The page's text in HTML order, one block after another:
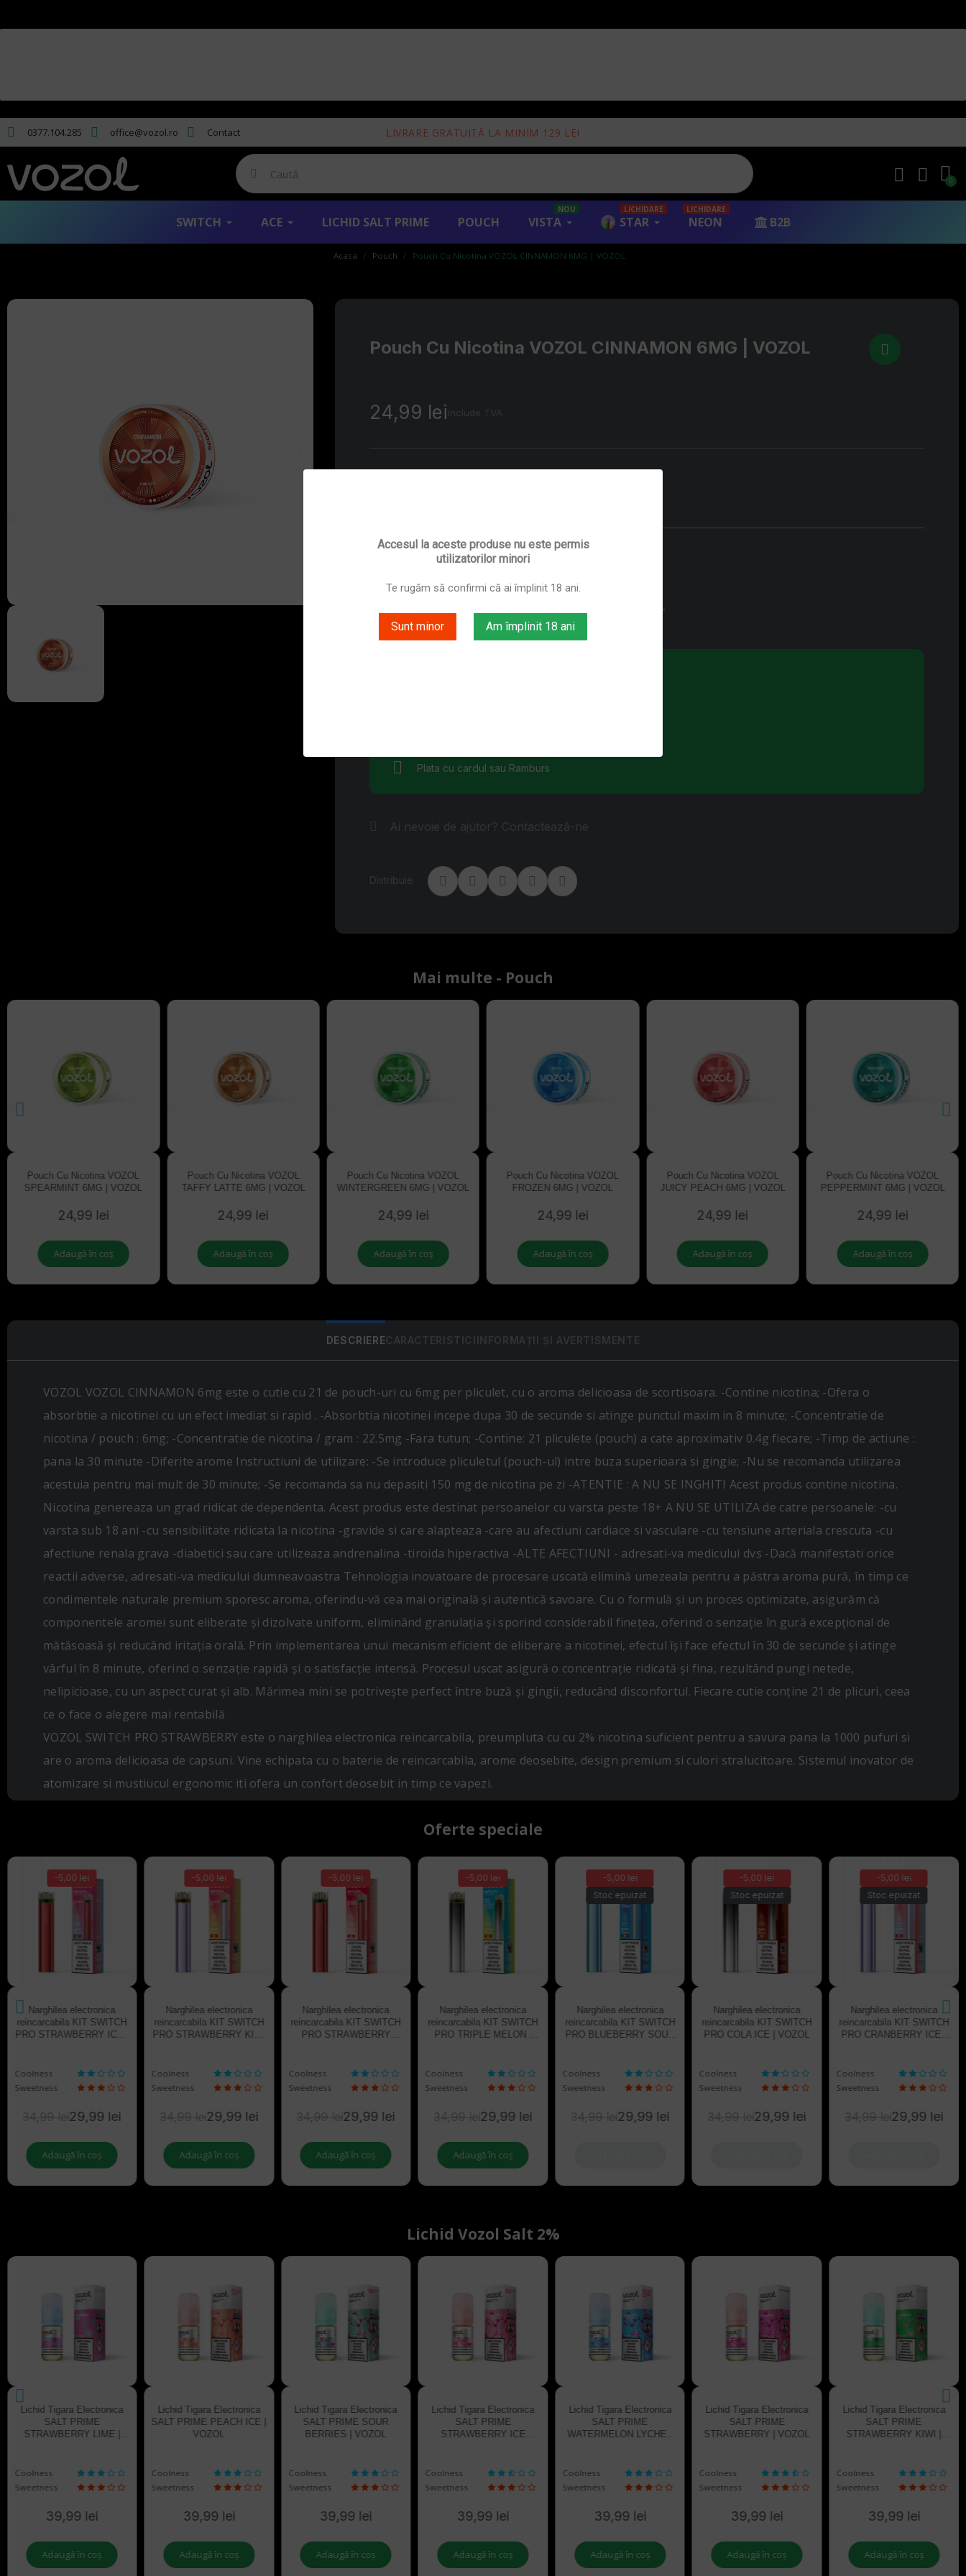
Accesul la aceste produse nu este permis
utilizatorilor minori
Te rugăm să confirmi că ai împlinit 18 ani.
Sunt minor Am împlinit 18 ani
0377.104.285 office@vozol.ro Contact LIVRARE GRATUITĂ LA MINIM 129 LEI
SWITCH ACE LICHID SALT PRIME POUCH VISTA
NOU
STAR
LICHIDARE
NEON
LICHIDARE
B2B
Acasa Pouch Pouch Cu Nicotina VOZOL CINNAMON 6MG | VOZOL
Pouch Cu Nicotina VOZOL CINNAMON 6MG | VOZOL
24,99 leiInclude TVA
Categorie
Pouch
POUCH VOZOL CINNAMON 6MG VOZOL
EAN13
0757226159134
Plata cu cardul sau Ramburs
Ai nevoie de ajutor? Contactează-ne
Distribuie
Mai multe - Pouch
Pouch Cu Nicotina VOZOL
SPEARMINT 6MG | VOZOL
24,99 lei
Adaugă în coș
Pouch Cu Nicotina VOZOL
TAFFY LATTE 6MG | VOZOL
24,99 lei
Adaugă în coș
Pouch Cu Nicotina VOZOL
WINTERGREEN 6MG | VOZOL
24,99 lei
Adaugă în coș
Pouch Cu Nicotina VOZOL
FROZEN 6MG | VOZOL
24,99 lei
Adaugă în coș
Pouch Cu Nicotina VOZOL
JUICY PEACH 6MG | VOZOL
24,99 lei
Adaugă în coș
Pouch Cu Nicotina VOZOL
PEPPERMINT 6MG | VOZOL
24,99 lei
Adaugă în coș
DESCRIERECARACTERISTICI INFORMAȚII ȘI AVERTISMENTE
VOZOL VOZOL CINNAMON 6mg este o cutie cu 21 de pouch-uri cu 6mg per pliculet, cu o aroma delicioasa de scortisoara. -Contine nicotina; -Ofera o
absorbtie a nicotinei cu un efect imediat si rapid . -Absorbtia nicotinei incepe dupa 30 de secunde si atinge punctul maxim in 8 minute; -Concentratie de
nicotina / pouch : 6mg; -Concentratie de nicotina / gram : 22.5mg -Fara tutun; -Contine: 21 pliculete (pouch) a cate aproximativ 0.4g fiecare; -Timp de actiune :
pana la 30 minute -Diferite arome Instructiuni de utilizare: -Se introduce pliculetul (pouch-ul) intre buza superioara si gingie; -Nu se recomanda utilizarea
acestuia pentru mai mult de 30 minute; -Se recomanda sa nu depasiti 150 mg de nicotina pe zi -ATENTIE : A NU SE INGHITI Acest produs contine nicotina.
Nicotina genereaza un grad ridicat de dependenta. Acest produs este destinat persoanelor cu varsta peste 18+ A NU SE UTILIZA de catre persoanele: -cu
varsta sub 18 ani -cu sensibilitate ridicata la nicotina -gravide si care alapteaza -care au afectiuni cardiace si vasculare -cu tensiune arteriala crescuta -cu
afectiune renala grava -diabetici sau care utilizeaza andrenalina -tiroida hiperactiva -ALTE AFECTIUNI - adresati-va medicului dvs -Dacă manifestati orice
reactii adverse, adresati-va medicului dumneavoastra Tehnologia inovatoare de procesare uscată elimină umezeala pentru a păstra aroma pură, în timp ce
condimentele naturale premium sporesc aroma, oferindu-vă cea mai originală și autentică savoare. Cu o formulă și un proces optimizate, asigurăm că
componentele aromei sunt eliberate și dizolvate uniform, eliminând granulația și sporind considerabil finețea, oferind o senzație în gură excepțional de
mătăsoasă și reducând iritația orală. Prin implementarea unui mecanism eficient de eliberare a nicotinei, efectul își face efectul în 30 de secunde și atinge
vârful în 8 minute, oferind o senzație rapidă și o satisfacție intensă. Procesul uscat asigură o concentrație ridicată și fina, rezultând pungi netede,
nelipicioase, cu un aspect curat și alb. Mărimea mini se potrivește perfect între buză și gingii, reducând disconfortul. Fiecare cutie conține 21 de plicuri, ceea
ce o face o alegere mai rentabilă
VOZOL SWITCH PRO STRAWBERRY este o narghilea electronica reincarcabila, preumpluta cu cu 2% nicotina suficient pentru a savura pana la 1000 pufuri si
are o aroma delicioasa de capsuni. Vine echipata cu o baterie de reincarcabila, arome deosebite, design premium si culori stralucitoare. Sistemul inovator de
atomizare si mustiucul ergonomic iti ofera un confort deosebit in timp ce vapezi.
Oferte speciale
zile
01
m
-5,00 lei
Narghilea electronica
reincarcabila KIT SWITCH
PRO STRAWBERRY ICE |
Coolness
Sweetness
34,99 lei29,99 lei
Adaugă în coș
zile
01
m
-5,00 lei
Narghilea electronica
reincarcabila KIT SWITCH
PRO STRAWBERRY KIWI
Coolness
Sweetness
34,99 lei29,99 lei
Adaugă în coș
zile
01
m
-5,00 lei
Narghilea electronica
reincarcabila KIT SWITCH
PRO STRAWBERRY
Coolness
Sweetness
34,99 lei29,99 lei
Adaugă în coș
zile
01
m
-5,00 lei
Narghilea electronica
reincarcabila KIT SWITCH
PRO TRIPLE MELON |
Coolness
Sweetness
34,99 lei29,99 lei
Adaugă în coș
zile
01
m
-5,00 lei
Stoc epuizat
Narghilea electronica
reincarcabila KIT SWITCH
PRO BLUEBERRY SOUR
Coolness
Sweetness
34,99 lei29,99 lei
zile
01
m
47
-5,00 lei
Stoc epuizat
Narghilea electronica
reincarcabila KIT SWITCH
PRO COLA ICE | VOZOL
Coolness
Sweetness
34,99 lei29,99 lei
zile
01
m
-5,00 lei
Stoc epuizat
Narghilea electronica
reincarcabila KIT SWITCH
PRO CRANBERRY ICE |
Coolness
Sweetness
34,99 lei29,99 lei
Lichid Vozol Salt 2%
Lichid Tigara Electronica
SALT PRIME
STRAWBERRY LIME |
Coolness
Sweetness
39,99 lei
Adaugă în coș
Lichid Tigara Electronica
SALT PRIME PEACH ICE |
VOZOL
Coolness
Sweetness
39,99 lei
Adaugă în coș
Lichid Tigara Electronica
SALT PRIME SOUR
BERRIES | VOZOL
Coolness
Sweetness
39,99 lei
Adaugă în coș
Lichid Tigara Electronica
SALT PRIME
STRAWBERRY ICE
Coolness
Sweetness
39,99 lei
Adaugă în coș
Lichid Tigara Electronica
SALT PRIME
WATERMELON LYCHEE
Coolness
Sweetness
39,99 lei
Adaugă în coș
Lichid Tigara Electronica
SALT PRIME
STRAWBERRY | VOZOL
Coolness
Sweetness
39,99 lei
Adaugă în coș
Lichid Tigara Electronica
SALT PRIME
STRAWBERRY KIWI |
Coolness
Sweetness
39,99 lei
Adaugă în coș